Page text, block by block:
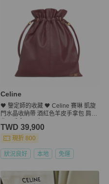
Celine
🖤 鑒定師的收藏 🖤 Celine 賽琳 凱旋
門水晶收納帶 酒紅色羊皮手拿包 肩
Pouch in Lambskin - Syrah
TWD 39,900
現折 800
狀況良好 本地 免運